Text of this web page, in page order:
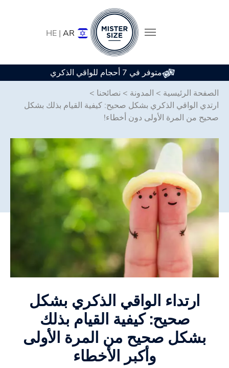
HE | AR
متوفر في 7 أحجام للواقي الذكري
الصفحة الرئيسية > المدونة > نصائحنا >
ارتدي الواقي الذكري بشكل صحيح: كيفية القيام بذلك بشكل
صحيح من المرة الأولى دون أخطاء!
ارتداء الواقي الذكري بشكل
صحيح: كيفية القيام بذلك
بشكل صحيح من المرة الأولى
وأكبر الأخطاء